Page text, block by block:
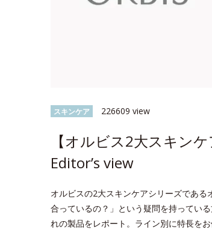
スキンケア 226609 view
【オルビス2大スキン
Editor’s view
オルビスの2大スキンケアシリーズであ
合っているの？」という疑問を持ってい
れの製品をレポート。ライン別に特長をお